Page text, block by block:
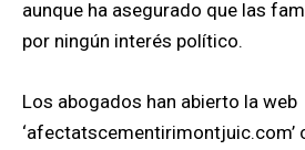
aunque ha asegurado que las
por ningún interés político.
Los abogados han abierto la web